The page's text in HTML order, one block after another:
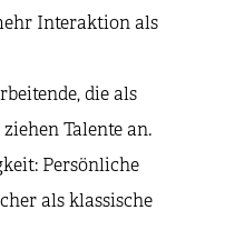
Interaktion als
die als
Talente an.
Persönliche
als klassische